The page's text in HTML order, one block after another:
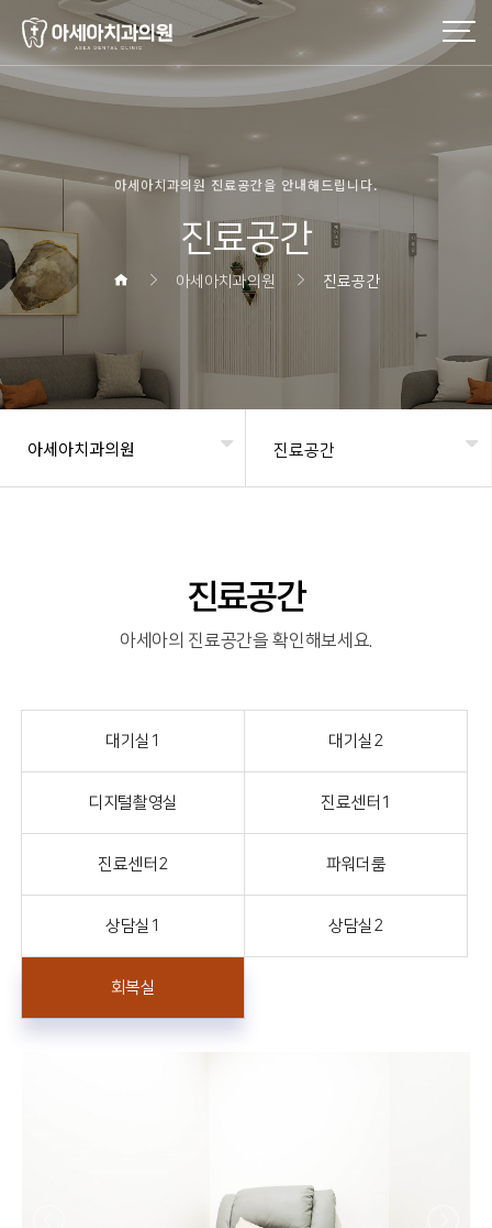
아세아치과의원 진료공간을 안내해드립니다.
진료공간
아세아치과의원 진료공간
아세아치과의원 진료공간
진료공간
아세아의 진료공간을 확인해보세요.
대기실1 대기실2
디지털촬영실 진료센터1
진료센터2 파워더룸
상담실1 상담실2
회복실